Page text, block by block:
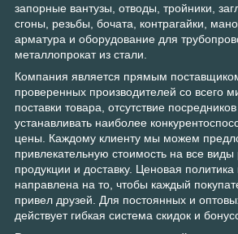
запорные вантузы, отводы, тройники,
сгоны, резьбы, бочата, контрагайки,
арматура и оборудование для
металлопрокат из стали.
Компания является прямым
проверенных производителей со всего
поставки товара, отсутствие
устанавливать наиболее
цены. Каждому клиенту мы можем
привлекательную стоимость на все
продукции и доставку. Ценовая
направлена на то, чтобы каждый
привел друзей. Для постоянных и
действует гибкая система скидок и